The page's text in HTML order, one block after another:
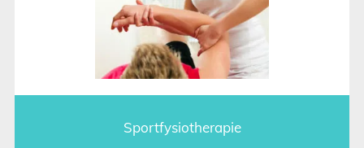
Sportfysiotherapie